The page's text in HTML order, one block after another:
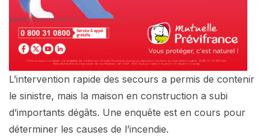
L’intervention rapide des secours a permis de contenir
le sinistre, mais la maison en construction a subi
d’importants dégâts. Une enquête est en cours pour
déterminer les causes de l’incendie.